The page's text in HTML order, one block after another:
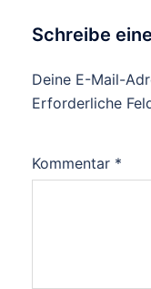
Schreibe
Deine E-Mail-
Erforderliche
Kommentar *